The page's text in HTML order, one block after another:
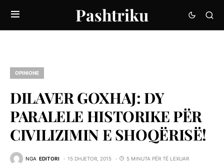
Pashtriku
OPINIONE
DILAVER GOXHAJ: DY
PARALELE HISTORIKE PËR
CIVILIZIMIN E SHOQËRISË!
NGA EDITORI 15 DHJETOR, 2015
5 MINUTA PËR TË LEXUAR